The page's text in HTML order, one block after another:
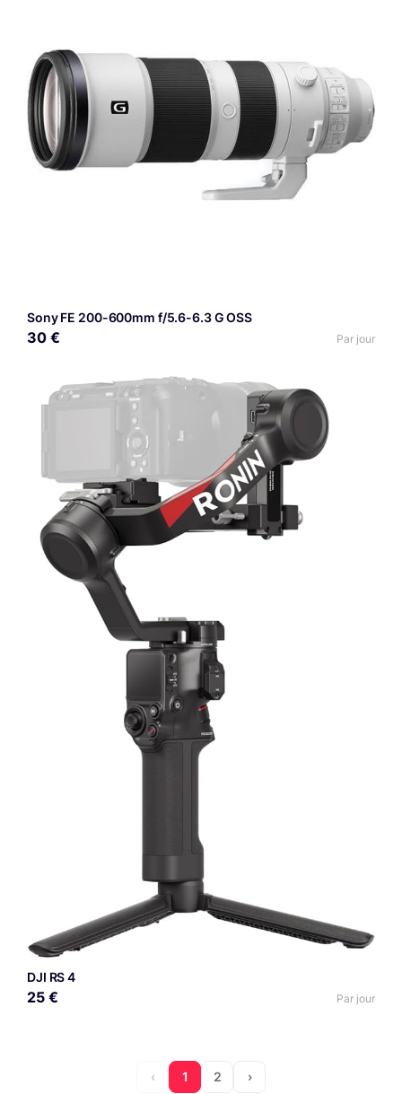
Sony FE 200-600mm f/5.6-6.3 G OSS
30 € Par jour
DJI RS 4
25 € Par jour
‹ 1 2 ›